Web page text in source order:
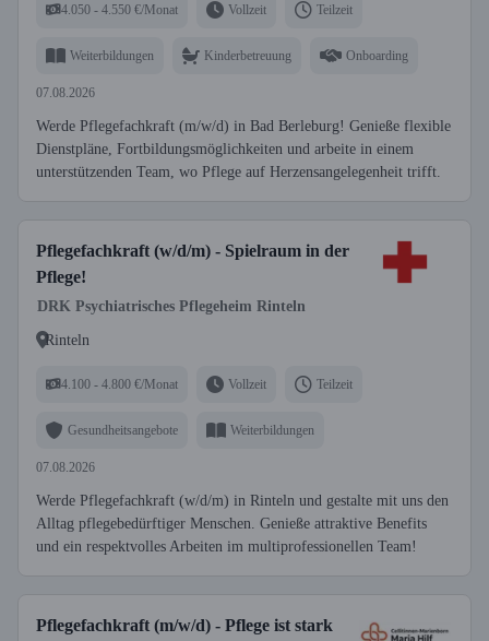
4.050 - 4.550 €/Monat Vollzeit Teilzeit
Weiterbildungen Kinderbetreuung Onboarding
07.08.2026
Werde Pflegefachkraft (m/w/d) in Bad Berleburg! Genieße flexible
Dienstpläne, Fortbildungsmöglichkeiten und arbeite in einem
unterstützenden Team, wo Pflege auf Herzensangelegenheit trifft.
Pflegefachkraft (w/d/m) - Spielraum in der
Pflege!
DRK Psychiatrisches Pflegeheim Rinteln
Rinteln
4.100 - 4.800 €/Monat Vollzeit Teilzeit
Gesundheitsangebote Weiterbildungen
07.08.2026
Werde Pflegefachkraft (w/d/m) in Rinteln und gestalte mit uns den
Alltag pflegebedürftiger Menschen. Genieße attraktive Benefits
und ein respektvolles Arbeiten im multiprofessionellen Team!
Pflegefachkraft (m/w/d) - Pflege ist stark